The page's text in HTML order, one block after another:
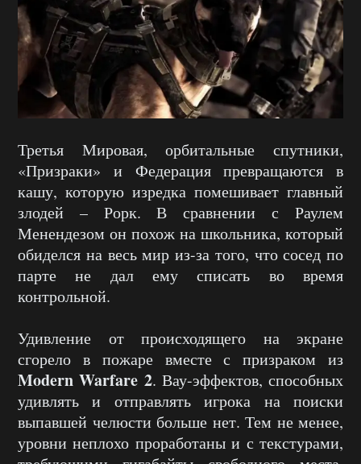
Третья Мировая, орбитальные спутники,
«Призраки» и Федерация превращаются в
кашу, которую изредка помешивает главный
злодей – Рорк. В сравнении с Раулем
Менендезом он похож на школьника, который
обиделся на весь мир из-за того, что сосед по
парте не дал ему списать во время
контрольной.
Удивление от происходящего на экране
сгорело в пожаре вместе с призраком из
Modern Warfare 2. Вау-эффектов, способных
удивлять и отправлять игрока на поиски
выпавшей челюсти больше нет. Тем не менее,
уровни неплохо проработаны и с текстурами,